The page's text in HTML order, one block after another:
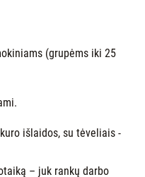
(grupėms iki 25
išlaidos, su tėveliais -
– juk rankų darbo